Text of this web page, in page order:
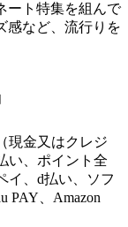
ート特集を組んで
感など、流行りを
現金又はクレジ
い、ポイント全
イ、d払い、ソフ
PAY、Amazon